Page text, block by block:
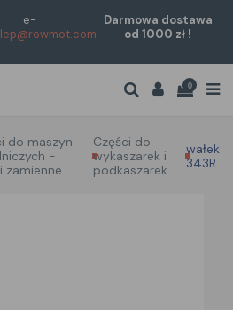
e-
Darmowa dostawa
od 1000 zł !
0
do maszyn
-
zamienne
Części do
wykaszarek i
podkaszarek
wałek
343R